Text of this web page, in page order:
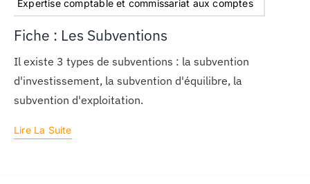
Expertise comptable et commissariat aux comptes
Fiche : Les Subventions
Il existe 3 types de subventions : la subvention
d'investissement, la subvention d'équilibre, la
subvention d'exploitation.
Lire La Suite